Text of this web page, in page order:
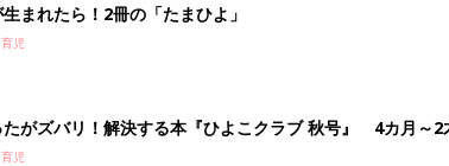
まれたら！2冊の「たまひよ」
児
がズバリ！解決する本『ひよこクラブ 秋号』 4カ月～2
ぱい！
児